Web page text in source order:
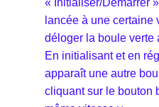
« Initialiser/Démarrer
lancée à une certaine
déloger la boule verte
En initialisant et en
apparaît une autre
cliquant sur le bouton